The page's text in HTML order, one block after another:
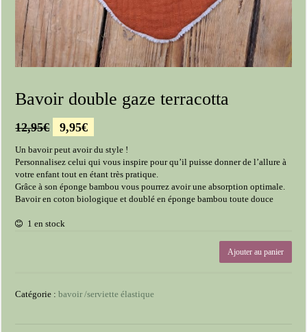
Bavoir double gaze terracotta
12,95€
Le
prix
initial
était :
12,95€.
9,95€
prix
actuel
est :
9,95€.
Un bavoir peut avoir du style !
Personnalisez celui qui vous inspire pour qu’il puisse donner de l’allure à
votre enfant tout en étant très pratique.
Grâce à son éponge bambou vous pourrez avoir une absorption optimale.
Bavoir en coton biologique et doublé en éponge bambou toute douce
1 en stock
gaze
Ajouter au panier
Catégorie :bavoir /serviette élastique